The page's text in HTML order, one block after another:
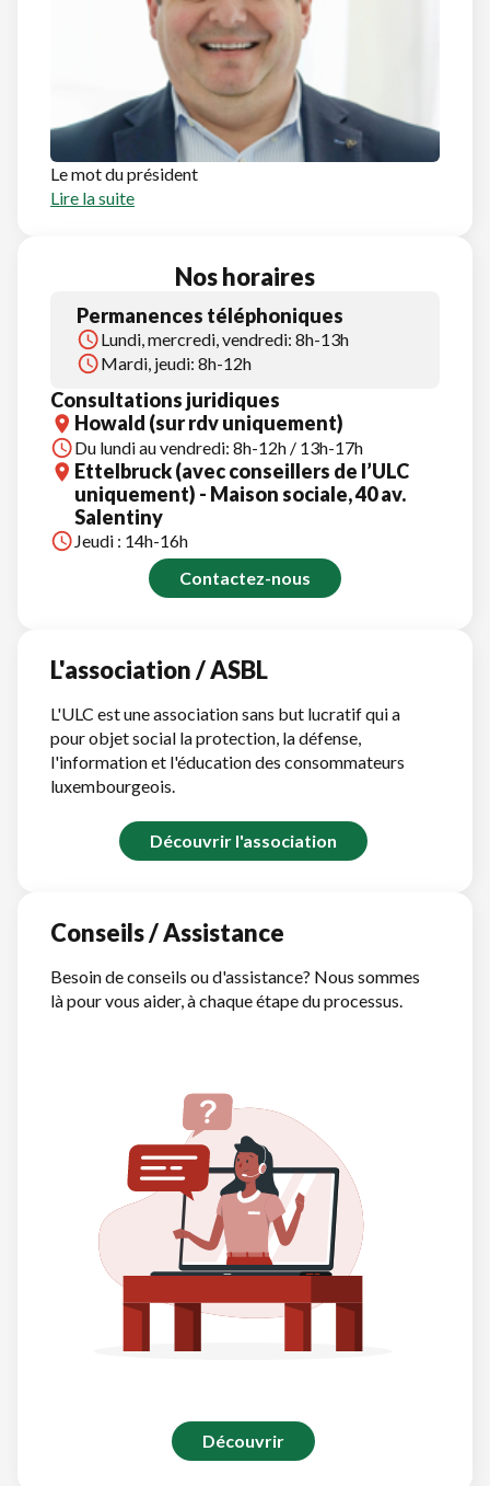
Le mot du président
Lire la suite
Nos horaires
Permanences téléphoniques
Lundi, mercredi, vendredi: 8h-13h
Mardi, jeudi: 8h-12h
Consultations juridiques
Howald (sur rdv uniquement)
Du lundi au vendredi: 8h-12h / 13h-17h
Ettelbruck (avec conseillers de l’ULC
uniquement) - Maison sociale, 40 av.
Salentiny
Jeudi : 14h-16h
Contactez-nous
L'association / ASBL
L'ULC est une association sans but lucratif qui a
pour objet social la protection, la défense,
l'information et l'éducation des consommateurs
luxembourgeois.
Découvrir l'association
Conseils / Assistance
Besoin de conseils ou d'assistance? Nous sommes
là pour vous aider, à chaque étape du processus.
Découvrir